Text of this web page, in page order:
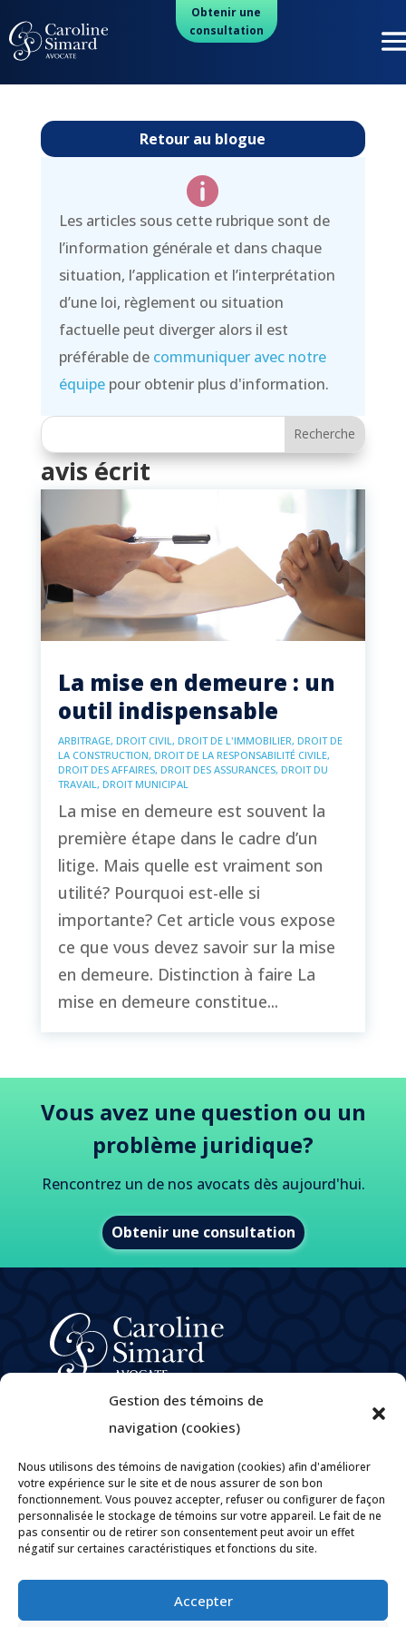
Gestion des témoins de
navigation (cookies)
Nous utilisons des témoins de navigation (cookies) afin d'améliorer
votre expérience sur le site et de nous assurer de son bon
fonctionnement. Vous pouvez accepter, refuser ou configurer de façon
personnalisée le stockage de témoins sur votre appareil. Le fait de ne
pas consentir ou de retirer son consentement peut avoir un effet
négatif sur certaines caractéristiques et fonctions du site.
Accepter
Obtenir une
consultation
Retour au blogue

Les articles sous cette rubrique sont de
l’information générale et dans chaque
situation, l’application et l’interprétation
d’une loi, règlement ou situation
factuelle peut diverger alors il est
préférable de communiquer avec notre
équipepour obtenir plus d'information.
avis écrit
La mise en demeure : un
outil indispensable
ARBITRAGE, DROIT CIVIL, DROIT DE L'IMMOBILIER, DROIT DE
LA CONSTRUCTION, DROIT DE LA RESPONSABILITÉ CIVILE,
DROIT DES AFFAIRES, DROIT DES ASSURANCES, DROIT DU
TRAVAIL, DROIT MUNICIPAL
La mise en demeure est souvent la
première étape dans le cadre d’un
litige. Mais quelle est vraiment son
utilité? Pourquoi est-elle si
importante? Cet article vous expose
ce que vous devez savoir sur la mise
en demeure. Distinction à faire La
mise en demeure constitue...
Vous avez une question ou un
problème juridique?
Rencontrez un de nos avocats dès aujourd'hui.
Obtenir une consultation
Domaines de pratique
Carrières
Politique de confidentialité
Politiques et pratiques encadrant la gouvernance des
renseignements personnels
Contact
Par courriel